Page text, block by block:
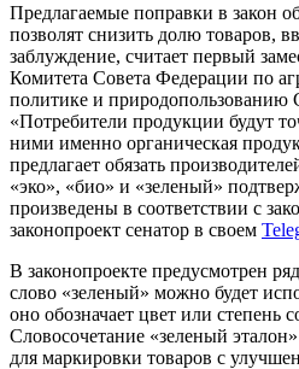
Предлагаемые поправки в закон
позволят снизить долю товаров,
заблуждение, считает первый
Комитета Совета Федерации по
политике и природопользованию
«Потребители продукции будут
ними именно органическая
предлагает обязать
«эко», «био» и «зеленый»
произведены в соответствии с
законопроект сенатор в своем
В законопроекте предусмотрен
слово «зеленый» можно будет
оно обозначает цвет или степень
Словосочетание «зеленый
для маркировки товаров с